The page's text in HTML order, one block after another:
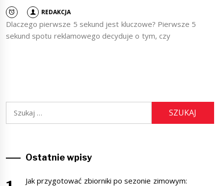
REDAKCJA
Dlaczego pierwsze 5 sekund jest kluczowe? Pierwsze 5
sekund spotu reklamowego decyduje o tym, czy
Ostatnie wpisy
Jak przygotować zbiorniki po sezonie zimowym: